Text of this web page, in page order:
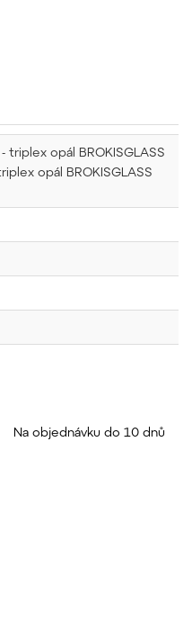
triplex opál BROKISGLASS
opál BROKISGLASS
Na objednávku do 10 dnů